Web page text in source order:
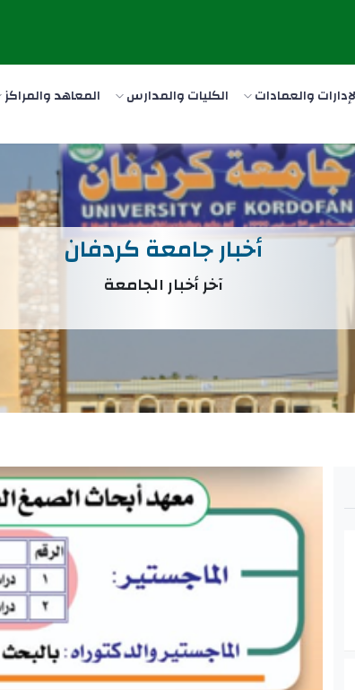
والعمادات الكليات والمدارس المعاهد والمراكز
أخبار جامعة كردفان
آخر أخبار الجامعة